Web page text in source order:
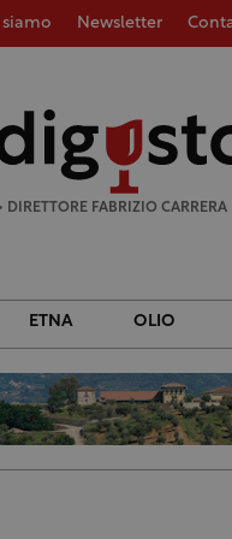
siamo Newsletter
FABRIZIO CARRERA
ETNA OLIO